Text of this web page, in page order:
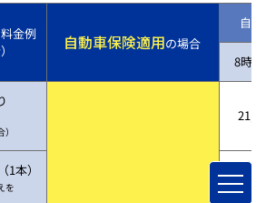
金例
自動車保険適用の場合
自
8時
本）
を